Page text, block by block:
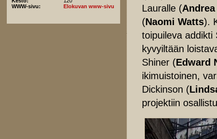
WWW-sivu:
Elokuvan www-sivu
Lauralle (
(Naomi Watts).
toipuileva addikti
kyvyiltään
Shiner (Edward
ikimuistoinen,
Dickinson (
projektiin